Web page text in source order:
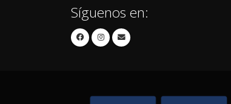
Síguenos en: